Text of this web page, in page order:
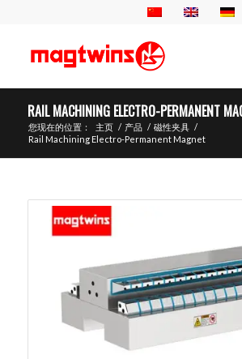
RAIL MACHINING ELECTRO-PERMANENT
您现在的位置： 主页 / 产品 / 磁性夹具 /
Rail Machining Electro-Permanent Magnet